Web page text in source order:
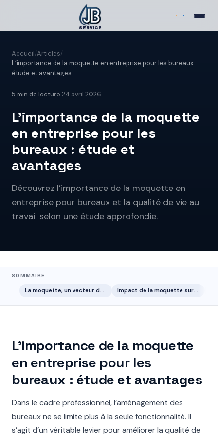
SERVICE
Accueil/Articles/
L’importance de la moquette en entreprise pour les bureaux :
étude et avantages
5 min de lecture·24 avril 2026
L’importance de la moquette
en entreprise pour les
bureaux : étude et
avantages
Découvrez l’importance de la moquette en
entreprise pour bureaux et la qualité de vie au
travail selon une étude approfondie.
L’importance de la moquette
en entreprise pour les
bureaux : étude et avantages
Dans le cadre professionnel, l’aménagement des
bureaux ne se limite plus à la seule fonctionnalité. Il
s’agit d’un véritable levier pour améliorer la qualité de
SOMMAIRE
La moquette, un vecteur de qualité de vie au travail (QVT) Impact de la moquette sur la productivité et la santé des salariés